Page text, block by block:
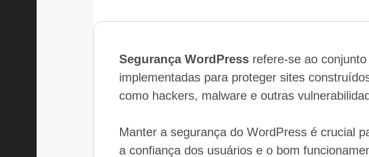
Segurança WordPress refere-se ao
implementadas para proteger sites
como hackers, malware e outras
Manter a segurança do WordPress é crucial
a confiança dos usuários e o bom